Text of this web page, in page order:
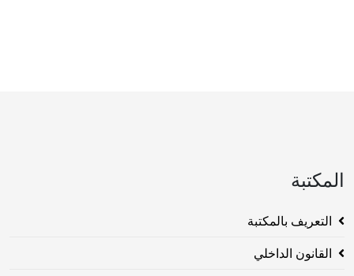
المكتبة
التعريف بالمكتبة
القانون الداخلي